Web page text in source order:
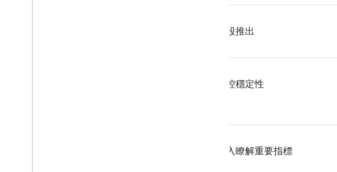
階段推出
監控穩定性
深入瞭解重要指標